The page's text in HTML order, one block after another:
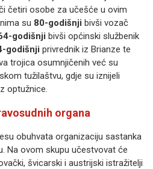
četiri osobe za učešće u ovim
su 80-godišnji bivši vozač
godišnji bivši općinski službenik
godišnji privrednik iz Brianze te
trojica osumnjičenih već su
tužilaštvu, gdje su iznijeli
optužnice.
organa
obuhvata organizaciju sastanka
Na ovom skupu učestvovat će
švicarski i austrijski istražitelji